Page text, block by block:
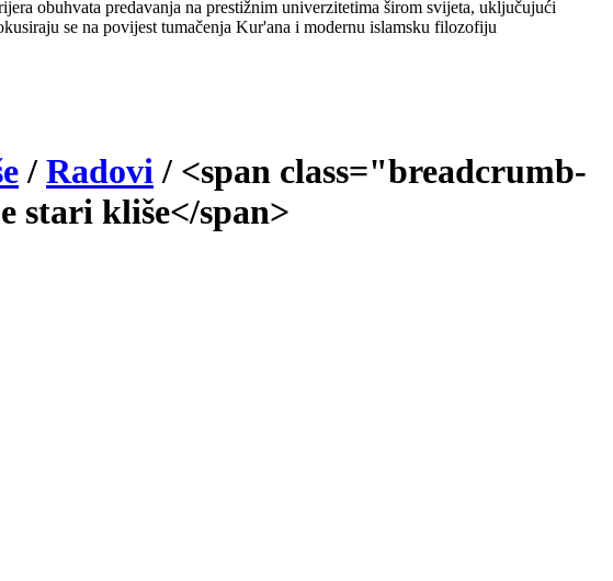
obuhvata predavanja na prestižnim univerzitetima širom svijeta, uključujući
se na povijest tumačenja Kur'ana i modernu islamsku filozofiju
/ Radovi / <span class="breadcrumb-
stari kliše</span>